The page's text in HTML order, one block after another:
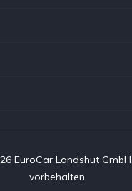
EuroCar Landshut
vorbehalten.